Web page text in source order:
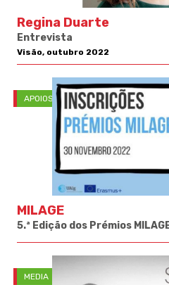
Regina Duarte
Entrevista
Visão, outubro 2022
APOIOS
MILAGE
5.ª Edição dos Prémios
MEDIA